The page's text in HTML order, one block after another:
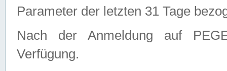
Parameter der letzten 31 Tage
Nach der Anmeldung auf
Verfügung.